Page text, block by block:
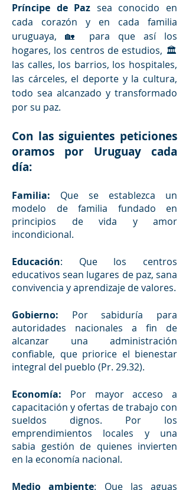
Príncipe de Paz sea conocido en
cada corazón y en cada familia
uruguaya, 🏡 para que así los
hogares, los centros de estudios, 🏛️
las calles, los barrios, los hospitales,
las cárceles, el deporte y la cultura,
todo sea alcanzado y transformado
por su paz.
Con las siguientes peticiones
oramos por Uruguay cada
día:
Familia: Que se establezca un
modelo de familia fundado en
principios de vida y amor
incondicional.
Educación: Que los centros
educativos sean lugares de paz, sana
convivencia y aprendizaje de valores.
Gobierno: Por sabiduría para
autoridades nacionales a fin de
alcanzar una administración
confiable, que priorice el bienestar
integral del pueblo (Pr. 29.32).
Economía: Por mayor acceso a
capacitación y ofertas de trabajo con
sueldos dignos. Por los
emprendimientos locales y una
sabia gestión de quienes invierten
en la economía nacional.
Medio ambiente: Que las aguas